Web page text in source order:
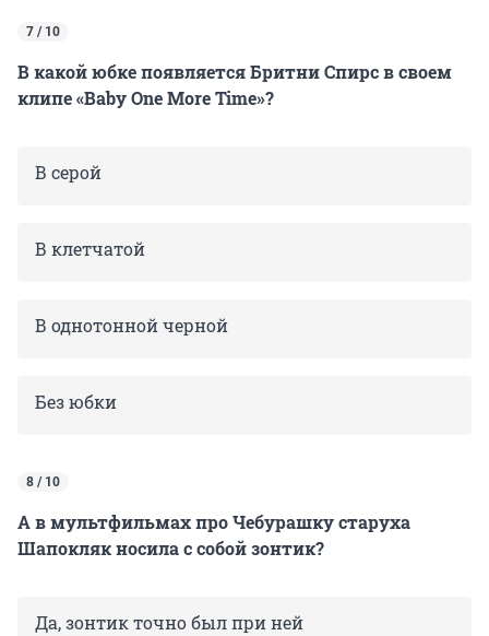
7 / 10
В какой юбке появляется Бритни Спирс в своем
клипе «Baby One More Time»?
В серой
В клетчатой
В однотонной черной
Без юбки
8 / 10
А в мультфильмах про Чебурашку старуха
Шапокляк носила с собой зонтик?
Да, зонтик точно был при ней